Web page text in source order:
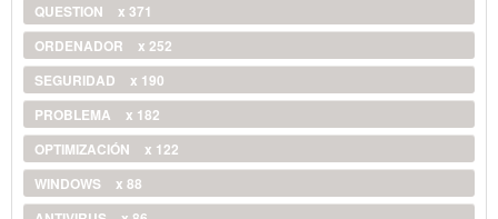
QUESTION
x 371
ORDENADOR
x 252
SEGURIDAD
x 190
PROBLEMA
x 182
OPTIMIZACIÓN
x 122
WINDOWS
x 88